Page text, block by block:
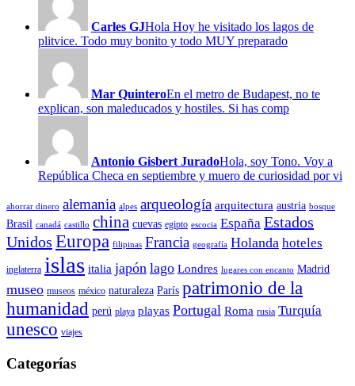
Carles GJHola Hoy he visitado los lagos de
plitvice. Todo muy bonito y todo MUY preparado
Mar QuinteroEn el metro de Budapest, no te
explican, son maleducados y hostiles. Si has comp
Antonio Gisbert JuradoHola, soy Tono. Voy a
República Checa en septiembre y muero de curiosidad por vi
ahorrar dinero alemania alpes arqueología arquitectura austria bosque
Brasil canadá castillo china cuevas egipto escocia España Estados
Unidos Europa filipinas Francia geografía Holanda hoteles
inglaterra islas italia japón lago Londres lugares con encanto Madrid
museo museos méxico naturaleza París patrimonio de la
humanidad perú playa playas Portugal Roma rusia Turquía
unesco viajes
Categorías